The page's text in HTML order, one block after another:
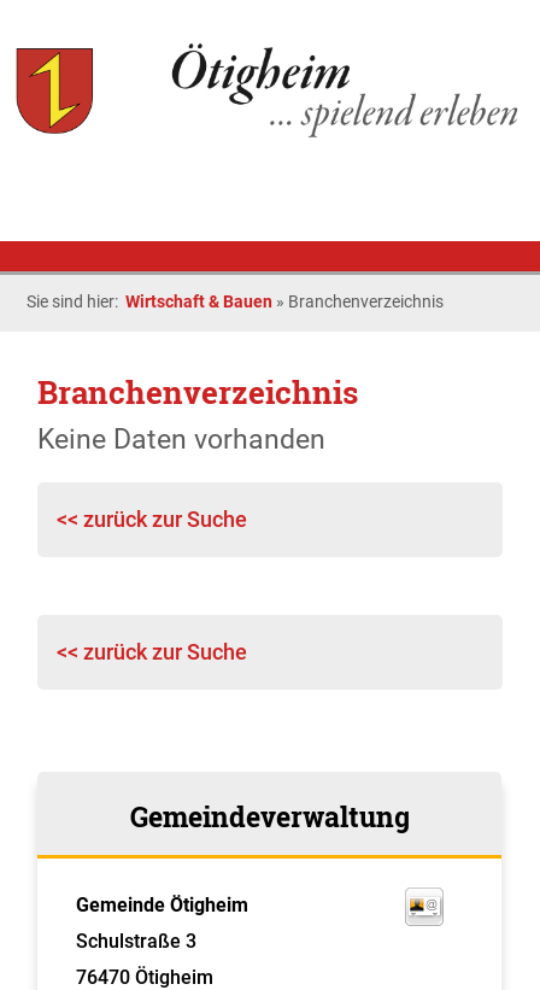
Sie sind hier:Wirtschaft & Bauen » Branchenverzeichnis
Branchenverzeichnis
Keine Daten vorhanden
<< zurück zur Suche
<< zurück zur Suche
Gemeindeverwaltung
Gemeinde Ötigheim
Schulstraße 3
76470 Ötigheim